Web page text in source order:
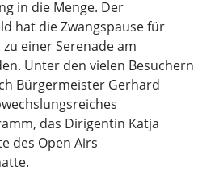
in die Menge. Der
hat die Zwangspause für
einer Serenade am
Unter den vielen Besuchern
Bürgermeister Gerhard
das Dirigentin Katja
des Open Airs